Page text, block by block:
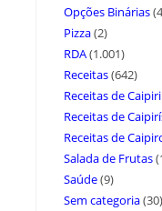
Opções Binárias
Pizza(2)
RDA(1.001)
Receitas(642)
Receitas de
Receitas de
Receitas de
Salada de Frutas
Saúde(9)
Sem categoria(30)